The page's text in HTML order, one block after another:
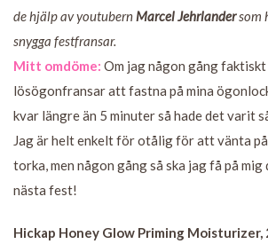
de hjälp av youtubernMarcel Jehrlandersom
snygga festfransar.
Mitt omdöme: Om jag någon gång
lösögonfransar att fastna på mina
kvar längre än 5 minuter så hade det varit
Jag är helt enkelt för otålig för att vänta
torka, men någon gång så ska jag få på mig
nästa fest!
Hickap Honey Glow Priming Moisturizer,